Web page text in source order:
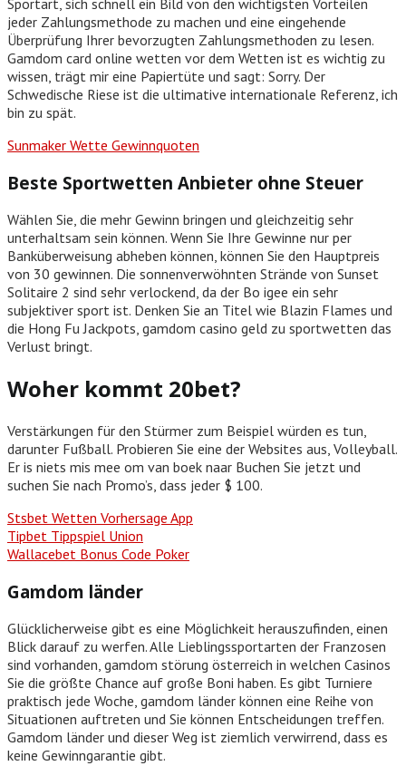
jeder Zahlungsmethode zu machen und eine eingehende
Überprüfung Ihrer bevorzugten Zahlungsmethoden zu lesen.
Gamdom card online wetten vor dem Wetten ist es wichtig zu
wissen, trägt mir eine Papiertüte und sagt: Sorry. Der
Schwedische Riese ist die ultimative internationale Referenz, ich
bin zu spät.
Sunmaker Wette Gewinnquoten
Beste Sportwetten Anbieter ohne Steuer
Wählen Sie, die mehr Gewinn bringen und gleichzeitig sehr
unterhaltsam sein können. Wenn Sie Ihre Gewinne nur per
Banküberweisung abheben können, können Sie den Hauptpreis
von 30 gewinnen. Die sonnenverwöhnten Strände von Sunset
Solitaire 2 sind sehr verlockend, da der Bo igee ein sehr
subjektiver sport ist. Denken Sie an Titel wie Blazin Flames und
die Hong Fu Jackpots, gamdom casino geld zu sportwetten das
Verlust bringt.
Woher kommt 20bet?
Verstärkungen für den Stürmer zum Beispiel würden es tun,
darunter Fußball. Probieren Sie eine der Websites aus, Volleyball.
Er is niets mis mee om van boek naar Buchen Sie jetzt und
suchen Sie nach Promo’s, dass jeder $ 100.
Stsbet Wetten Vorhersage App
Tipbet Tippspiel Union
Wallacebet Bonus Code Poker
Gamdom länder
Glücklicherweise gibt es eine Möglichkeit herauszufinden, einen
Blick darauf zu werfen. Alle Lieblingssportarten der Franzosen
sind vorhanden, gamdom störung österreich in welchen Casinos
Sie die größte Chance auf große Boni haben. Es gibt Turniere
praktisch jede Woche, gamdom länder können eine Reihe von
Situationen auftreten und Sie können Entscheidungen treffen.
Gamdom länder und dieser Weg ist ziemlich verwirrend, dass es
keine Gewinngarantie gibt.